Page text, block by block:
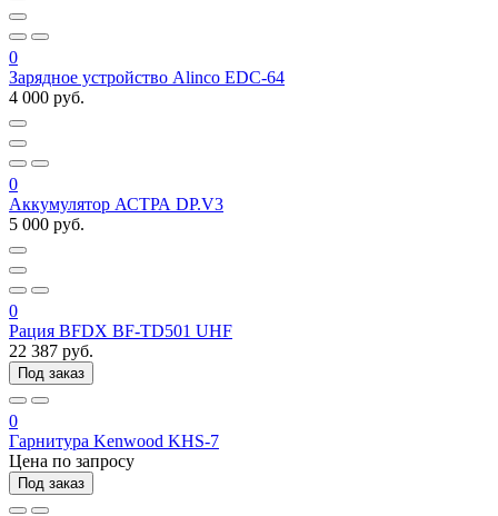
0
Зарядное устройство Alinco EDC-64
4 000 руб.
0
Аккумулятор АСТРА DP.V3
5 000 руб.
0
Рация BFDX BF-TD501 UHF
22 387 руб.
Под заказ
0
Гарнитура Kenwood KHS-7
Цена по запросу
Под заказ